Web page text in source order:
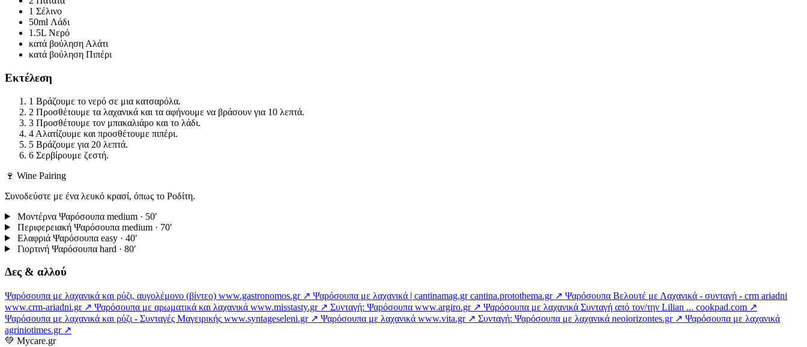
1 Σέλινο
50ml Λάδι
1.5L Νερό
κατά βούληση Αλάτι
κατά βούληση Πιπέρι
Εκτέλεση
1 Βράζουμε το νερό σε μια κατσαρόλα.
2 Προσθέτουμε τα λαχανικά και τα αφήνουμε να βράσουν για 10 λεπτά.
3 Προσθέτουμε τον μπακαλιάρο και το λάδι.
4 Αλατίζουμε και προσθέτουμε πιπέρι.
5 Βράζουμε για 20 λεπτά.
6 Σερβίρουμε ζεστή.
🍷 Wine Pairing
Συνοδεύστε με ένα λευκό κρασί, όπως το Ροδίτη.
Μοντέρνα Ψαρόσουπα medium · 50′
Περιφερειακή Ψαρόσουπα medium · 70′
Ελαφριά Ψαρόσουπα easy · 40′
Γιορτινή Ψαρόσουπα hard · 80′
Δες & αλλού
Ψαρόσουπα με λαχανικά και ρύζι, αυγολέμονο (βίντεο) www.gastronomos.gr ↗ Ψαρόσουπα με λαχανικά | cantinamag.gr cantina.protothema.gr ↗ Ψαρόσουπα Βελουτέ με Λαχανικά - συνταγή - crm ariadni
www.crm-ariadni.gr ↗ Ψαρόσουπα με αρωματικά και λαχανικά www.misstasty.gr ↗ Συνταγή: Ψαρόσουπα www.argiro.gr ↗ Ψαρόσουπα με λαχανικά Συνταγή από τον/την Lilian ... cookpad.com ↗
Ψαρόσουπα με λαχανικά και ρύζι - Συνταγές Μαγειρικής www.syntageseleni.gr ↗ Ψαρόσουπα με λαχανικά www.vita.gr ↗ Συνταγή: Ψαρόσουπα με λαχανικά neoiorizontes.gr ↗ Ψαρόσουπα με λαχανικά
agriniotimes.gr ↗
💚 Mycare.gr